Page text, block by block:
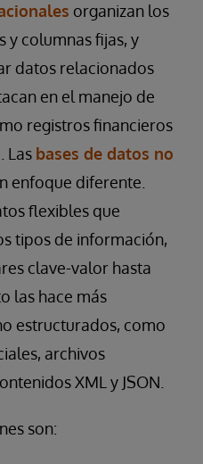
organizan los
y columnas fijas, y
datos relacionados
en el manejo de
registros financieros
Las bases de datos no
enfoque diferente.
flexibles que
tipos de información,
clave-valor hasta
las hace más
estructurados, como
archivos
XML y JSON.
son: